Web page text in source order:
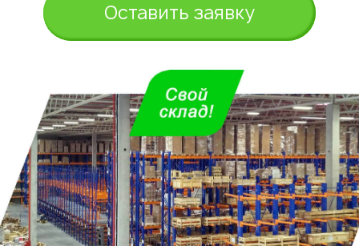
Оставить заявку